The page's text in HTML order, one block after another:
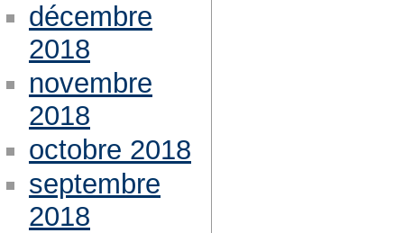
décembre
2018
novembre
2018
octobre 2018
septembre
2018